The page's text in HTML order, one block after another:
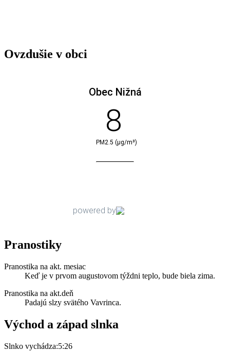
Ovzdušie v obci
Pranostiky
Pranostika na akt. mesiac
Keď je v prvom augustovom týždni teplo, bude biela zima.
Pranostika na akt.deň
Padajú slzy svätého Vavrinca.
Východ a západ slnka
Slnko vychádza:5:26